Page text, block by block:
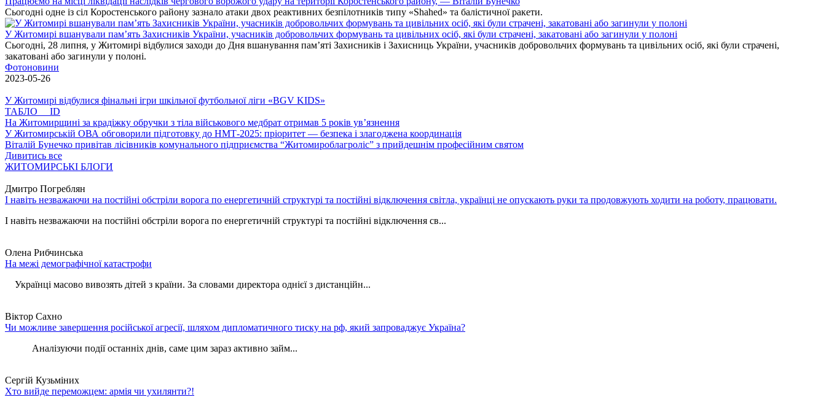
Сьогодні одне із сіл Коростенського району зазнало атаки двох реактивних безпілотників типу «Shahed» та балістичної ракети.
У Житомирі вшанували пам’ять Захисників України, учасників добровольчих формувань та цивільних осіб, які були страчені, закатовані або загинули у полоні
Сьогодні, 28 липня, у Житомирі відбулися заходи до Дня вшанування пам’яті Захисників і Захисниць України, учасників добровольчих формувань та цивільних осіб, які були страчені,
закатовані або загинули у полоні.
Фотоновини
2023-05-26
У Житомирі відбулися фінальні ігри шкільної футбольної ліги «BGV KIDS»
ТАБЛО ID
На Житомирщині за крадіжку обручки з тіла військового медбрат отримав 5 років ув’язнення
У Житомирській ОВА обговорили підготовку до НМТ-2025: пріоритет — безпека і злагоджена координація
Віталій Бунечко привітав лісівників комунального підприємства “Житомироблагроліс” з прийдешнім професійним святом
Дивитись все
ЖИТОМИРСЬКІ БЛОГИ
Дмитро Погреблян
І навіть незважаючи на постійні обстріли ворога по енергетичній структурі та постійні відключення світла, українці не опускають руки та продовжують ходити на роботу, працювати.
І навіть незважаючи на постійні обстріли ворога по енергетичній структурі та постійні відключення св...
Олена Рибчинська
На межі демографічної катастрофи
Українці масово вивозять дітей з країни. За словами директора однієї з дистанційн...
Віктор Сахно
Чи можливе завершення російської агресії, шляхом дипломатичного тиску на рф, який запроваджує Україна?
Аналізуючи події останніх днів, саме цим зараз активно займ...
Сергій Кузьміних
Хто вийде переможцем: армія чи ухилянти?!